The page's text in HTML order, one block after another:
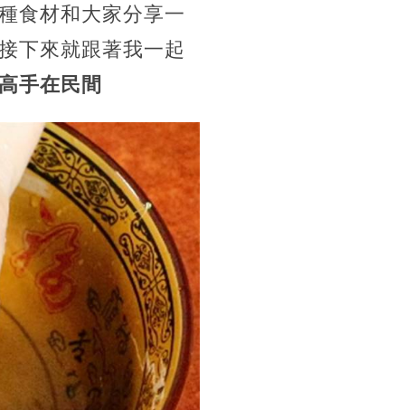
食材和大家分享一
下來就跟著我一起
手在民間